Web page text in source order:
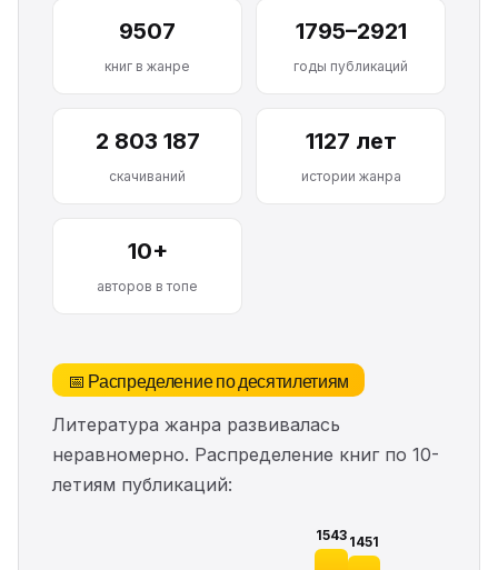
9507
книг в жанре
1795–2921
годы публикаций
2 803 187
скачиваний
1127 лет
истории жанра
10+
авторов в топе
📅 Распределение по десятилетиям
Литература жанра развивалась
неравномерно. Распределение книг по 10-
летиям публикаций:
1543 1451